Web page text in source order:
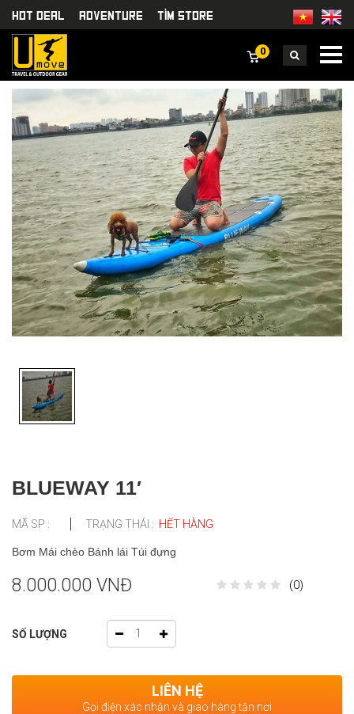
HOT DEAL Adventure TÌm Store
0
BLUEWAY 11′
MÃ SP : TRẠNG THÁI : HẾT HÀNG
Bơm Mái chèo Bánh lái Túi đựng
8.000.000 VNĐ (0)
SỐ LƯỢNG
LIÊN HỆ
Gọi điện xác nhận và giao hàng tận nơi